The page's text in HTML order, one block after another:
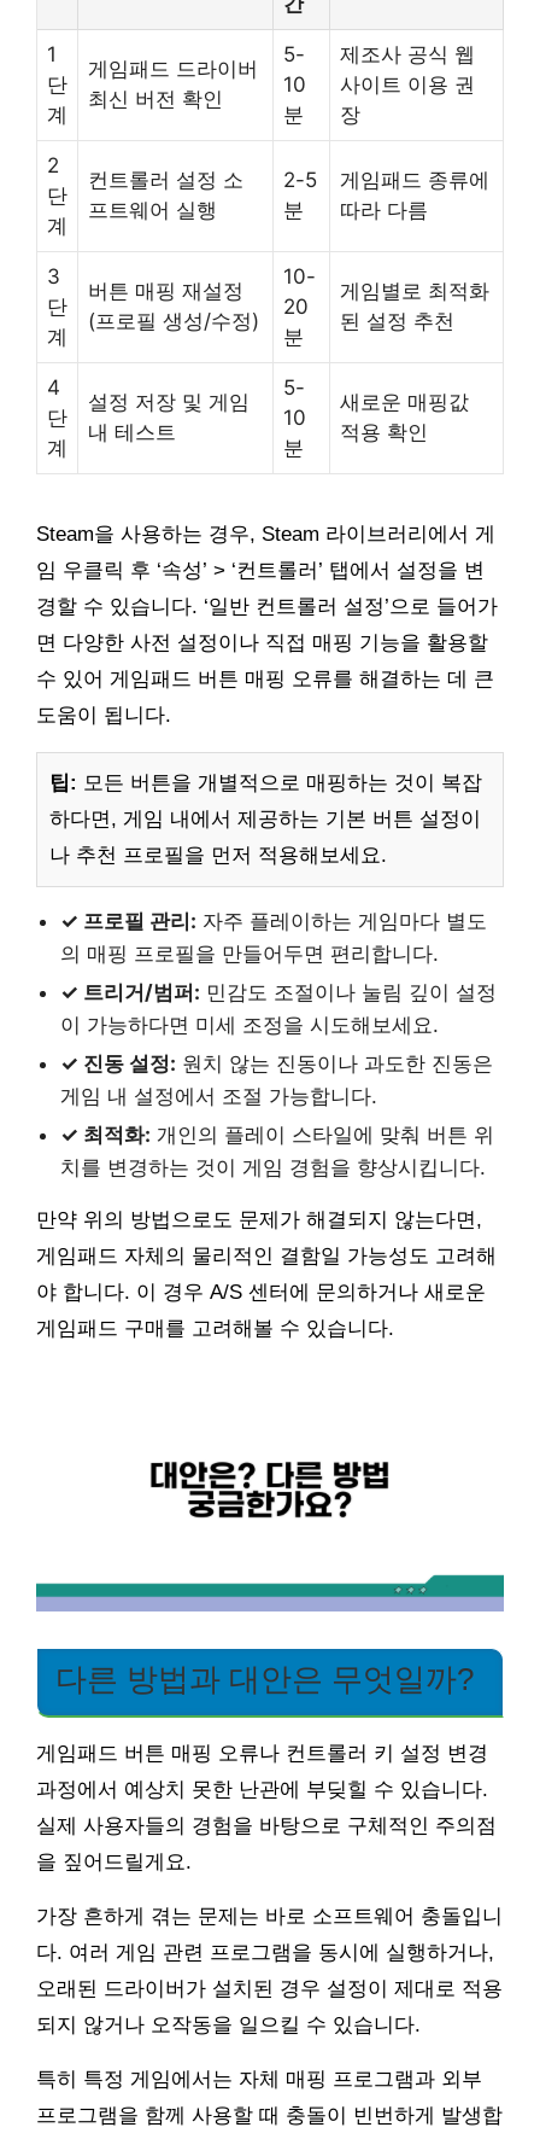
1
단
계
게임패드 드라이버
최신 버전 확인
5-
10
분
제조사 공식 웹
사이트 이용 권
장
2
단
계
컨트롤러 설정 소
프트웨어 실행
2-5
분
게임패드 종류에
따라 다름
3
단
계
버튼 매핑 재설정
(프로필 생성/수정)
10-
20
분
게임별로 최적화
된 설정 추천
4
단
계
설정 저장 및 게임
내 테스트
5-
10
분
새로운 매핑값
적용 확인
Steam을 사용하는 경우, Steam 라이브러리에서 게
임 우클릭 후 ‘속성’ > ‘컨트롤러’ 탭에서 설정을 변
경할 수 있습니다. ‘일반 컨트롤러 설정’으로 들어가
면 다양한 사전 설정이나 직접 매핑 기능을 활용할
수 있어 게임패드 버튼 매핑 오류를 해결하는 데 큰
도움이 됩니다.
팁: 모든 버튼을 개별적으로 매핑하는 것이 복잡
하다면, 게임 내에서 제공하는 기본 버튼 설정이
나 추천 프로필을 먼저 적용해보세요.
✓ 프로필 관리: 자주 플레이하는 게임마다 별도
의 매핑 프로필을 만들어두면 편리합니다.
✓ 트리거/범퍼: 민감도 조절이나 눌림 깊이 설정
이 가능하다면 미세 조정을 시도해보세요.
✓ 진동 설정: 원치 않는 진동이나 과도한 진동은
게임 내 설정에서 조절 가능합니다.
✓ 최적화: 개인의 플레이 스타일에 맞춰 버튼 위
치를 변경하는 것이 게임 경험을 향상시킵니다.
만약 위의 방법으로도 문제가 해결되지 않는다면,
게임패드 자체의 물리적인 결함일 가능성도 고려해
야 합니다. 이 경우 A/S 센터에 문의하거나 새로운
게임패드 구매를 고려해볼 수 있습니다.
다른 방법과 대안은 무엇일까?
게임패드 버튼 매핑 오류나 컨트롤러 키 설정 변경
과정에서 예상치 못한 난관에 부딪힐 수 있습니다.
실제 사용자들의 경험을 바탕으로 구체적인 주의점
을 짚어드릴게요.
가장 흔하게 겪는 문제는 바로 소프트웨어 충돌입니
다. 여러 게임 관련 프로그램을 동시에 실행하거나,
오래된 드라이버가 설치된 경우 설정이 제대로 적용
되지 않거나 오작동을 일으킬 수 있습니다.
특히 특정 게임에서는 자체 매핑 프로그램과 외부
프로그램을 함께 사용할 때 충돌이 빈번하게 발생합